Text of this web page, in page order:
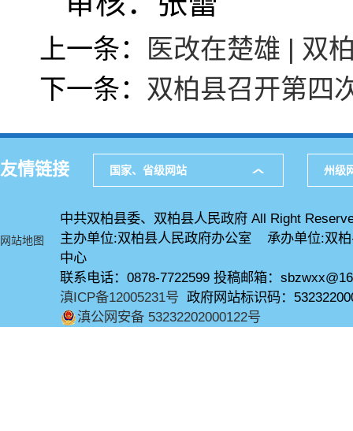
上一条：
医改在楚雄 | 双
下一条： 双柏县召开第四
友情链接 国家、省级网站 州级
网站地图
中共双柏县委、双柏县人民政府 All Right
主办单位:双柏县人民政府办公室 承办单位:双
中心
联系电话：0878-7722599 投稿邮箱：
滇ICP备12005231号 政府网站标识码：
滇公网安备 53232202000122号